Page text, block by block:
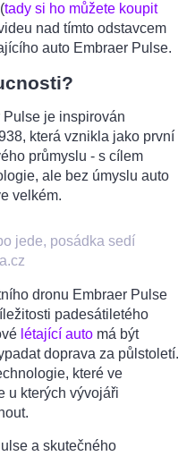
(tady si ho můžete koupit
nad tímto odstavcem
auto Embraer Pulse.
je inspirován
která vznikla jako první
průmyslu - s cílem
ale bez úmyslu auto
velkém.
jede, posádka sedí
dronu Embraer Pulse
padesátiletého
létající auto má být
doprava za půlstoletí.
které ve
u kterých vývojáři
a skutečného